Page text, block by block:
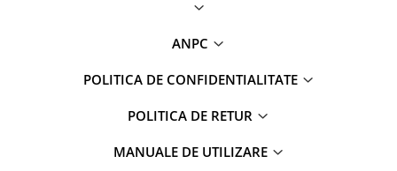
ANPC
POLITICA DE CONFIDENTIALITATE
POLITICA DE RETUR
MANUALE DE UTILIZARE